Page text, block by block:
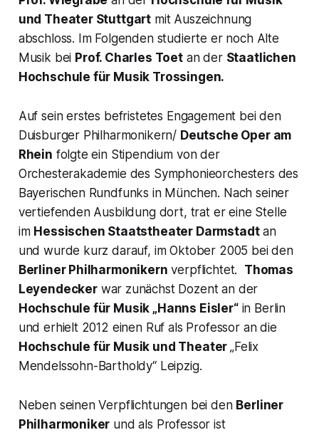
und Theater Stuttgart mit Auszeichnung
abschloss. Im Folgenden studierte er noch Alte
Musik bei Prof. Charles Toetan der Staatlichen
Hochschule für Musik Trossingen.
Auf sein erstes befristetes Engagement bei den
Duisburger Philharmonikern/ Deutsche Oper am
Rhein folgte ein Stipendium von der
Orchesterakademie des Symphonieorchesters des
Bayerischen Rundfunks in München. Nach seiner
vertiefenden Ausbildung dort, trat er eine Stelle
im Hessischen Staatstheater Darmstadtan
und wurde kurz darauf, im Oktober 2005 bei den
Berliner Philharmonikern verpflichtet. Thomas
Leyendeckerwar zunächst Dozent an der
Hochschule für Musik „Hanns Eisler“in Berlin
und erhielt 2012 einen Ruf als Professor an die
Hochschule für Musik und Theater„Felix
Mendelssohn-Bartholdy“Leipzig.
Neben seinen Verpflichtungen bei den Berliner
Philharmoniker und als Professor ist